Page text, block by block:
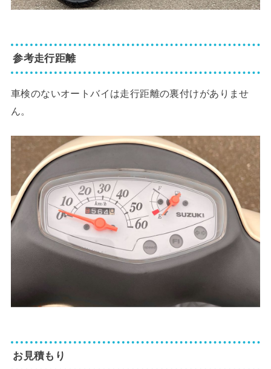
参考走行距離
車検のないオートバイは走行距離の裏付けがありませ
ん。
お見積もり